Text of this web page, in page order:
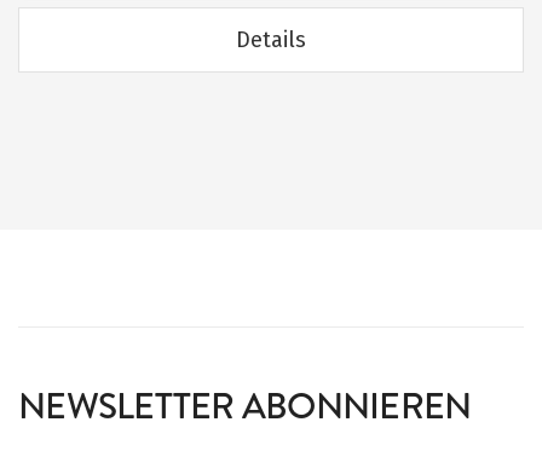
Details
NEWSLETTER ABONNIEREN